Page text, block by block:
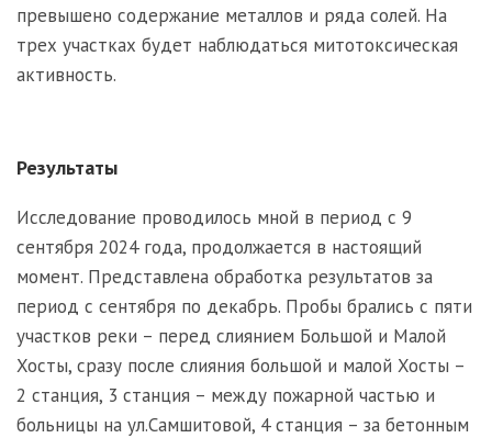
превышено содержание металлов и ряда солей. На
трех участках будет наблюдаться митотоксическая
активность.
Результаты
Исследование проводилось мной в период c 9
сентября 2024 года, продолжается в настоящий
момент. Представлена обработка результатов за
период с сентября по декабрь. Пробы брались с пяти
участков реки – перед слиянием Большой и Малой
Хосты, сразу после слияния большой и малой Хосты –
2 станция, 3 станция – между пожарной частью и
больницы на ул.Самшитовой, 4 станция – за бетонным